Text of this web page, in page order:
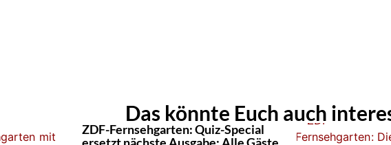
Das könnte Euch auch
ZDF-Fernsehgarten: Quiz-Special